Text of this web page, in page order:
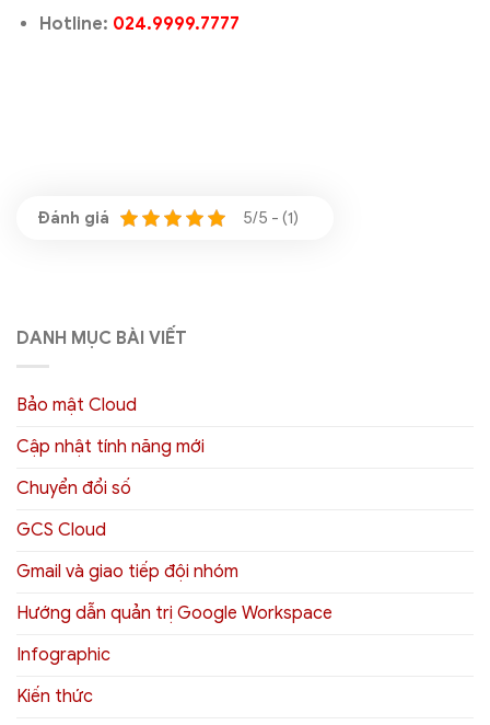
Hotline: 024.9999.7777
5/5 - (1)
DANH MỤC BÀI VIẾT
Bảo mật Cloud
Cập nhật tính năng mới
Chuyển đổi số
GCS Cloud
Gmail và giao tiếp đội nhóm
Hướng dẫn quản trị Google Workspace
Infographic
Kiến thức